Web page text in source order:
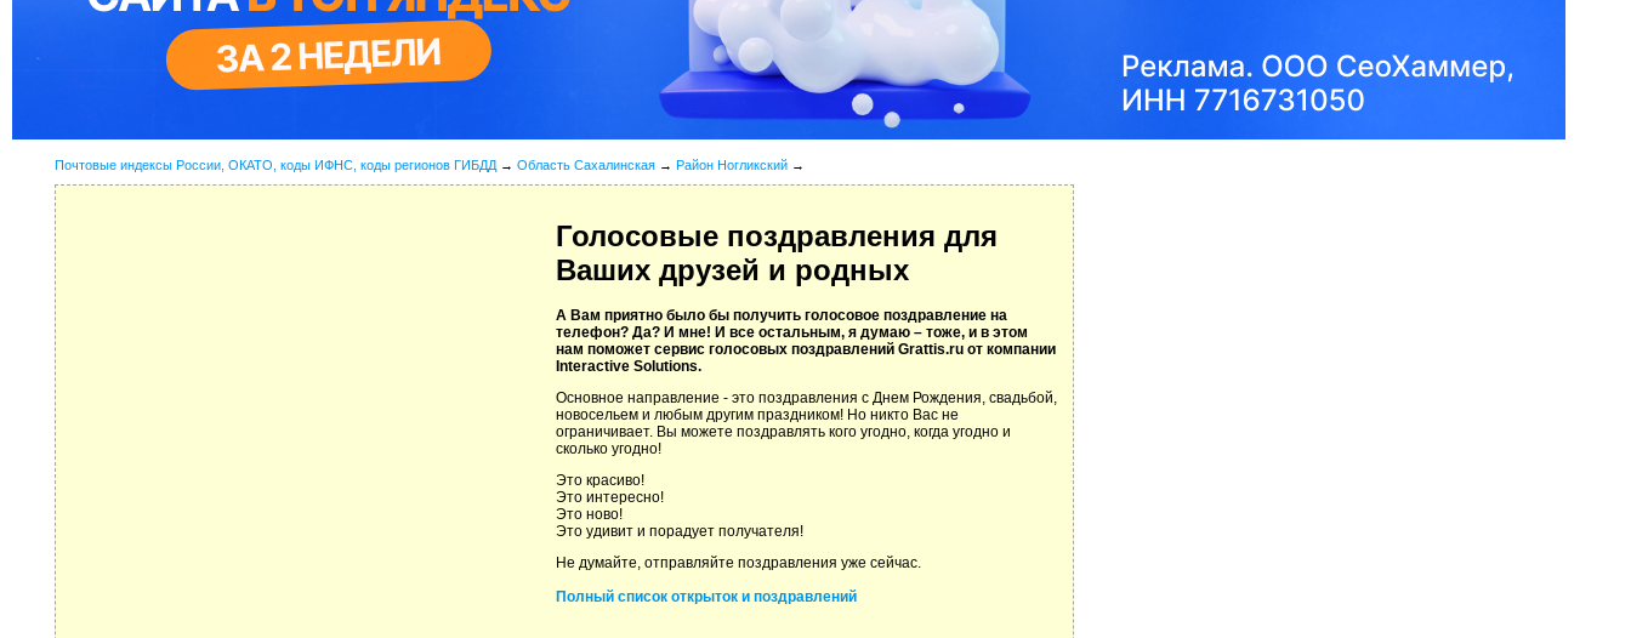
Почтовые индексы России, ОКАТО, коды ИФНС, коды регионов ГИБДД → Область Сахалинская → Район Ногликский →
Голосовые поздравления для
Ваших друзей и родных
А Вам приятно было бы получить голосовое поздравление на
телефон? Да? И мне! И все остальным, я думаю – тоже, и в этом
нам поможет сервис голосовых поздравлений Grattis.ru от компании
Interactive Solutions.
Основное направление - это поздравления с Днем Рождения, свадьбой,
новосельем и любым другим праздником! Но никто Вас не
ограничивает. Вы можете поздравлять кого угодно, когда угодно и
сколько угодно!
Это красиво!
Это интересно!
Это ново!
Это удивит и порадует получателя!
Не думайте, отправляйте поздравления уже сейчас.
Полный список открыток и поздравлений